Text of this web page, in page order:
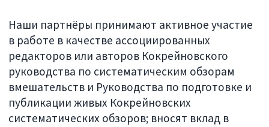
Наши партнёры принимают активное участие
в работе в качестве ассоциированных
редакторов или авторов Кокрейновского
руководства по систематическим обзорам
вмешательств и Руководства по подготовке и
публикации живых Кокрейновских
систематических обзоров; вносят вклад в